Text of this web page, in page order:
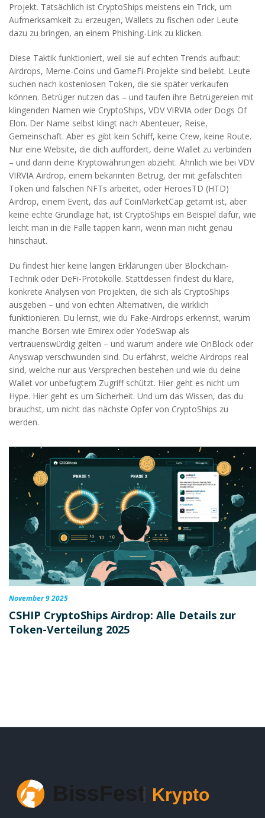
Projekt. Tatsächlich ist CryptoShips meistens ein Trick, um
Aufmerksamkeit zu erzeugen, Wallets zu fischen oder Leute
dazu zu bringen, an einem Phishing-Link zu klicken.
Diese Taktik funktioniert, weil sie auf echten Trends aufbaut:
Airdrops, Meme-Coins und GameFi-Projekte sind beliebt. Leute
suchen nach kostenlosen Token, die sie später verkaufen
können. Betrüger nutzen das – und taufen ihre Betrügereien mit
klingenden Namen wie CryptoShips, VDV VIRVIA oder Dogs Of
Elon. Der Name selbst klingt nach Abenteuer, Reise,
Gemeinschaft. Aber es gibt kein Schiff, keine Crew, keine Route.
Nur eine Website, die dich auffordert, deine Wallet zu verbinden
– und dann deine Kryptowährungen abzieht. Ähnlich wie bei VDV
VIRVIA Airdrop, einem bekannten Betrug, der mit gefälschten
Token und falschen NFTs arbeitet, oder HeroesTD (HTD)
Airdrop, einem Event, das auf CoinMarketCap getarnt ist, aber
keine echte Grundlage hat, ist CryptoShips ein Beispiel dafür, wie
leicht man in die Falle tappen kann, wenn man nicht genau
hinschaut.
Du findest hier keine langen Erklärungen über Blockchain-
Technik oder DeFi-Protokolle. Stattdessen findest du klare,
konkrete Analysen von Projekten, die sich als CryptoShips
ausgeben – und von echten Alternativen, die wirklich
funktionieren. Du lernst, wie du Fake-Airdrops erkennst, warum
manche Börsen wie Emirex oder YodeSwap als
vertrauenswürdig gelten – und warum andere wie OnBlock oder
Anyswap verschwunden sind. Du erfährst, welche Airdrops real
sind, welche nur aus Versprechen bestehen und wie du deine
Wallet vor unbefugtem Zugriff schützt. Hier geht es nicht um
Hype. Hier geht es um Sicherheit. Und um das Wissen, das du
brauchst, um nicht das nächste Opfer von CryptoShips zu
werden.
November 9 2025
CSHIP CryptoShips Airdrop: Alle Details zur
Token-Verteilung 2025